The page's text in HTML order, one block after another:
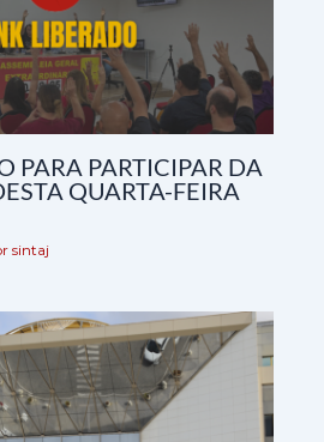
PARA PARTICIPAR DA
QUARTA-FEIRA
sintaj